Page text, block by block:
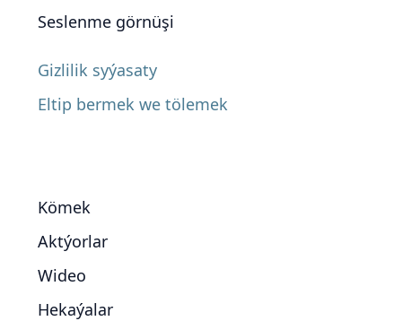
Seslenme görnüşi
Gizlilik syýasaty
Eltip bermek we tölemek
Kömek
Aktýorlar
Wideo
Hekaýalar